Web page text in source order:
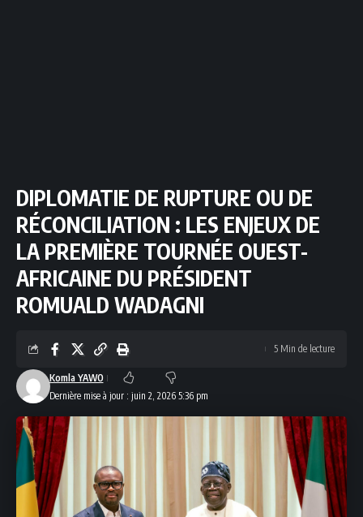
DIPLOMATIE DE RUPTURE OU DE
RÉCONCILIATION : LES ENJEUX DE
LA PREMIÈRE TOURNÉE OUEST-
AFRICAINE DU PRÉSIDENT
ROMUALD WADAGNI
Dernière mise à jour : juin 2, 2026 5:36 pm
Komla YAWO
5 Min de lecture